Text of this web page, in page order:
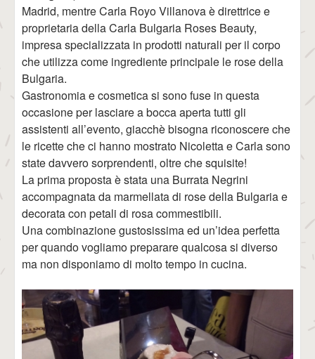
Madrid, mentre Carla Royo Villanova è direttrice e
proprietaria della Carla Bulgaria Roses Beauty,
impresa specializzata in prodotti naturali per il corpo
che utilizza come ingrediente principale le rose della
Bulgaria.
Gastronomia e cosmetica si sono fuse in questa
occasione per lasciare a bocca aperta tutti gli
assistenti all’evento, giacchè bisogna riconoscere che
le ricette che ci hanno mostrato Nicoletta e Carla sono
state davvero sorprendenti, oltre che squisite!
La prima proposta è stata una Burrata Negrini
accompagnata da marmellata di rose della Bulgaria e
decorata con petali di rosa commestibili.
Una combinazione gustosissima ed un’idea perfetta
per quando vogliamo preparare qualcosa si diverso
ma non disponiamo di molto tempo in cucina.